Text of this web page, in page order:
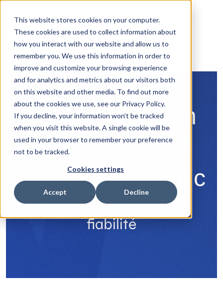
This website stores cookies on your computer.
These cookies are used to collect information about
how you interact with our website and allow us to
remember you. We use this information in order to
improve and customize your browsing experience
and for analytics and metrics about our visitors both
on this website and other media. To find out more
about the cookies we use, see our Privacy Policy.
If you decline, your information won’t be tracked
when you visit this website. A single cookie will be
used in your browser to remember your preference
not to be tracked.
Cookies settings
Accept Decline
La Digitalisation
RH au Service
du Secteur Public
Efficacité, conformité et
fiabilité